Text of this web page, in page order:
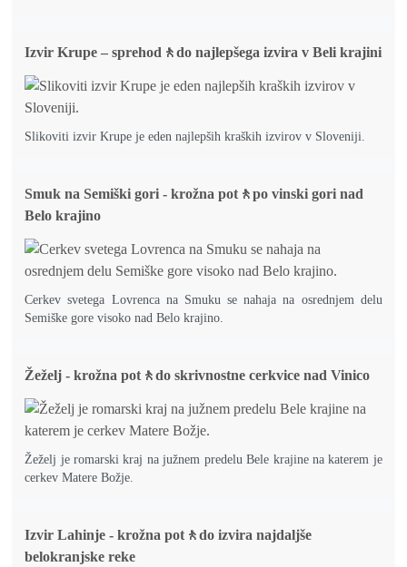
Izvir Krupe – sprehod🚶do najlepšega izvira v Beli krajini
Slikoviti izvir Krupe je eden najlepših kraških izvirov v Sloveniji.
Smuk na Semiški gori - krožna pot🚶po vinski gori nad
Belo krajino
Cerkev svetega Lovrenca na Smuku se nahaja na osrednjem delu
Semiške gore visoko nad Belo krajino.
Žeželj - krožna pot🚶do skrivnostne cerkvice nad Vinico
Žeželj je romarski kraj na južnem predelu Bele krajine na katerem je
cerkev Matere Božje.
Izvir Lahinje - krožna pot🚶do izvira najdaljše
belokranjske reke